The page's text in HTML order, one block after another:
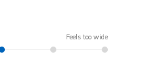
Feels too wide